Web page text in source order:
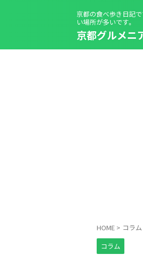
京都の食べ歩き日記
い場所が多いです｡
京都グルメニ
HOME > コラム
コラム